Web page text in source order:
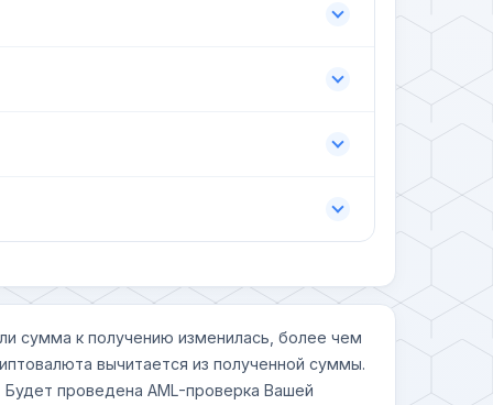
сумма к получению изменилась, более чем
вычитается из полученной суммы.
проведена AML-проверка Вашей